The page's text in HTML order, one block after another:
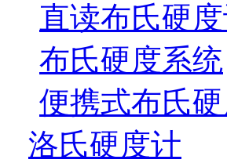
直读布氏硬
布氏硬度系统
便携式布氏
洛氏硬度计